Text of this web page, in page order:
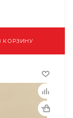
КОРЗИНУ